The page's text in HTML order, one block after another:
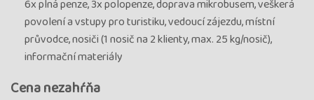
6x plná penze, 3x polopenze, doprava mikrobusem, veškerá
povolení a vstupy pro turistiku, vedoucí zájezdu, místní
průvodce, nosiči (1 nosič na 2 klienty, max. 25 kg/nosič),
informační materiály
Cena nezahŕňa